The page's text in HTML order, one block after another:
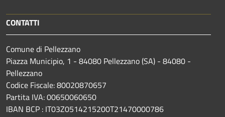
CONTATTI
Comune di Pellezzano
Piazza Municipio, 1 - 84080 Pellezzano (SA) - 84080 -
Pellezzano
Codice Fiscale: 80020870657
Partita IVA: 00650060650
IBAN BCP : IT03Z0514215200T21470000786